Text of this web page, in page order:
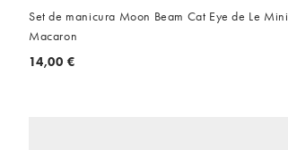
Set de manicura Moon Beam Cat Eye de Le Mini
Macaron
14,00 €